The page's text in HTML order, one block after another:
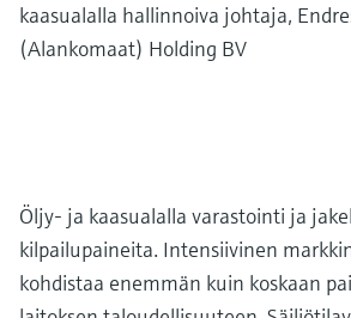
kaasualalla hallinnoiva johtaja,
(Alankomaat) Holding BV
Öljy- ja kaasualalla varastointi ja
kilpailupaineita. Intensiivinen
kohdistaa enemmän kuin koskaan